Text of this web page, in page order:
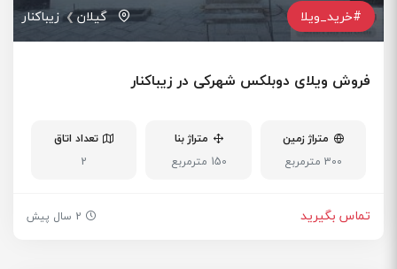
#خرید_ویلا گیلان زیباکنار
فروش ویلای دوبلکس شهرکی در زیباکنار
متراژ زمین
300 مترمربع
متراژ بنا
150 مترمربع
تعداد اتاق
2
تماس بگیرید 2 سال پیش